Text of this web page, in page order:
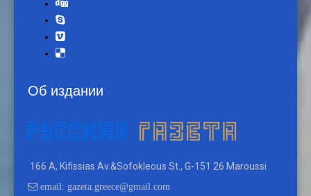
Об издании
166 A, Kifissias Av.&Sofokleous St., G-151 26 Maroussi
email: gazeta.greece@gmail.com